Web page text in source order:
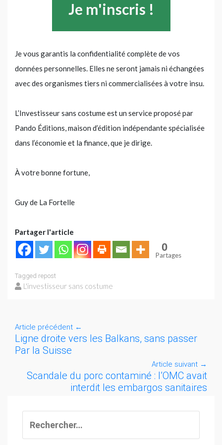
Je vous garantis la confidentialité complète de vos
données personnelles. Elles ne seront jamais ni échangées
avec des organismes tiers ni commercialisées à votre insu.
L’Investisseur sans costume est un service proposé par
Pando Éditions, maison d’édition indépendante spécialisée
dans l’économie et la finance, que je dirige.
À votre bonne fortune,
Guy de La Fortelle
Partager l'article
0
Partages
Tagged repost
L'investisseur sans costume
Article précédent ←
Ligne droite vers les Balkans, sans passer
Par la Suisse
Article suivant →
Scandale du porc contaminé : l’OMC avait
interdit les embargos sanitaires